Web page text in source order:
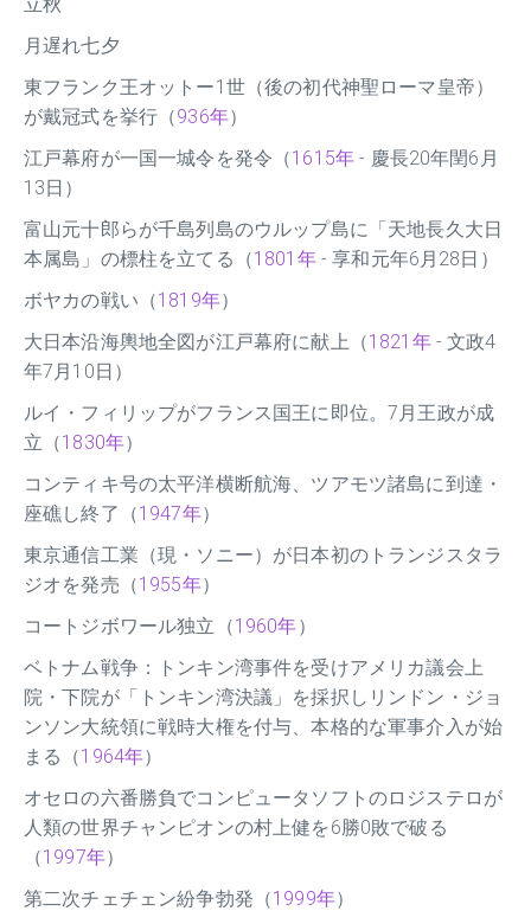
月遅れ七夕
東フランク王オットー1世（後の初代神聖ローマ皇帝）
が戴冠式を挙行（936年）
江戸幕府が一国一城令を発令（1615年 - 慶長20年閏6月
13日）
富山元十郎らが千島列島のウルップ島に「天地長久大日
本属島」の標柱を立てる（1801年- 享和元年6月28日）
ボヤカの戦い（1819年）
大日本沿海輿地全図が江戸幕府に献上（1821年- 文政4
年7月10日）
ルイ・フィリップがフランス国王に即位。7月王政が成
立（1830年）
コンティキ号の太平洋横断航海、ツアモツ諸島に到達・
座礁し終了（1947年）
東京通信工業（現・ソニー）が日本初のトランジスタラ
ジオを発売（1955年）
コートジボワール独立（1960年）
ベトナム戦争：トンキン湾事件を受けアメリカ議会上
院・下院が「トンキン湾決議」を採択しリンドン・ジョ
ンソン大統領に戦時大権を付与、本格的な軍事介入が始
まる（1964年）
オセロの六番勝負でコンピュータソフトのロジステロが
人類の世界チャンピオンの村上健を6勝0敗で破る
（1997年）
第二次チェチェン紛争勃発（1999年）